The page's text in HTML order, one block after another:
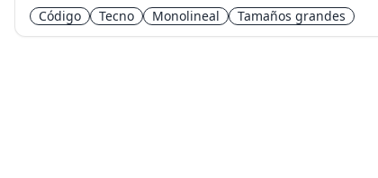
Código Tecno Monolineal Tamaños grandes